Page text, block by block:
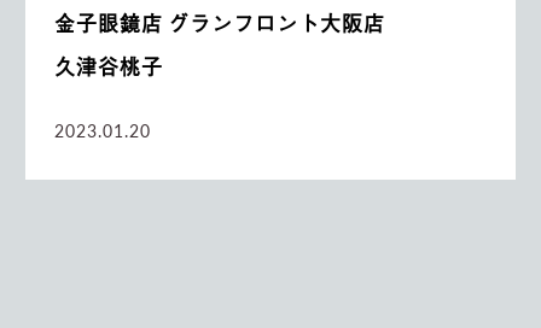
金子眼鏡店 グランフロント大阪店
久津谷桃子
2023.01.20